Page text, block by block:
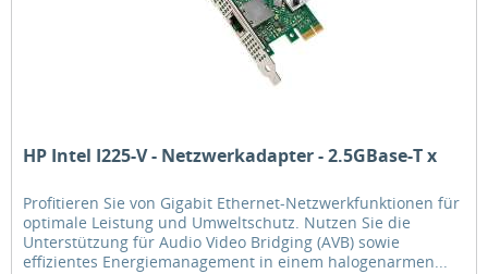
HP Intel I225-V - Netzwerkadapter - 2.5GBase-T x
Profitieren Sie von Gigabit Ethernet-Netzwerkfunktionen für
optimale Leistung und Umweltschutz. Nutzen Sie die
Unterstützung für Audio Video Bridging (AVB) sowie
effizientes Energiemanagement in einem halogenarmen...